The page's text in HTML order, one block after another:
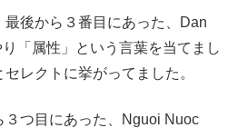
後から３番目にあった、Dan
「属性」という言葉を当てまし
レクトに挙がってました。
３つ目にあった、Nguoi Nuoc